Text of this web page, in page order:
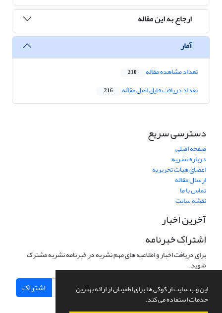
این وب سایت از کوکی ها برای اطمینان از ارائه بهترین
خدمات استفاده می کند.
ارجاع به این مقاله
آمار
تعداد مشاهده مقاله 210
تعداد دریافت فایل اصل مقاله 216
دسترسی سریع
صفحه اصلی
درباره نشریه
اعضای هیات تحریریه
ارسال مقاله
تماس با ما
نقشه سایت
آخرین اخبار
اشتراک خبرنامه
برای دریافت اخبار و اطلاعیه های مهم نشریه در خبرنامه نشریه مشترک
شوید.
اشتراک